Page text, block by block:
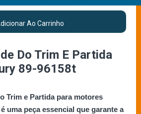
Ao Carrinho
Do Trim E Partida
89-96158t
Trim e Partida para motores
uma peça essencial que garante a